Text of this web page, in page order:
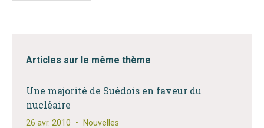
Articles sur le même thème
Une majorité de Suédois en faveur du
nucléaire
26 avr. 2010 • Nouvelles